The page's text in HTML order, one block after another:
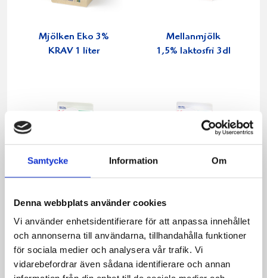
Samtycke Information Om
Denna webbplats använder cookies
Vi använder enhetsidentifierare för att anpassa innehållet
och annonserna till användarna, tillhandahålla funktioner
för sociala medier och analysera vår trafik. Vi
vidarebefordrar även sådana identifierare och annan
Mjölken Eko 3%
KRAV 1 liter
Mellanmjölk
1,5% laktosfri 3dl
Mjölk 3% 1 liter
Jordgubbsfil 2,7%
1000g